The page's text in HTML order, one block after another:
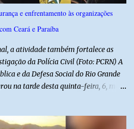
acordo com o vereador, a Secretaria
expedir normas complementares
da lei.
e enfrentamento às organizações
Ceará e Paraíba
a atividade também fortalece as
da Polícia Civil (Foto: PCRN) A
e da Defesa Social do Rio Grande
na tarde desta quinta-feira, 6, mais
enfrentamento de organizações